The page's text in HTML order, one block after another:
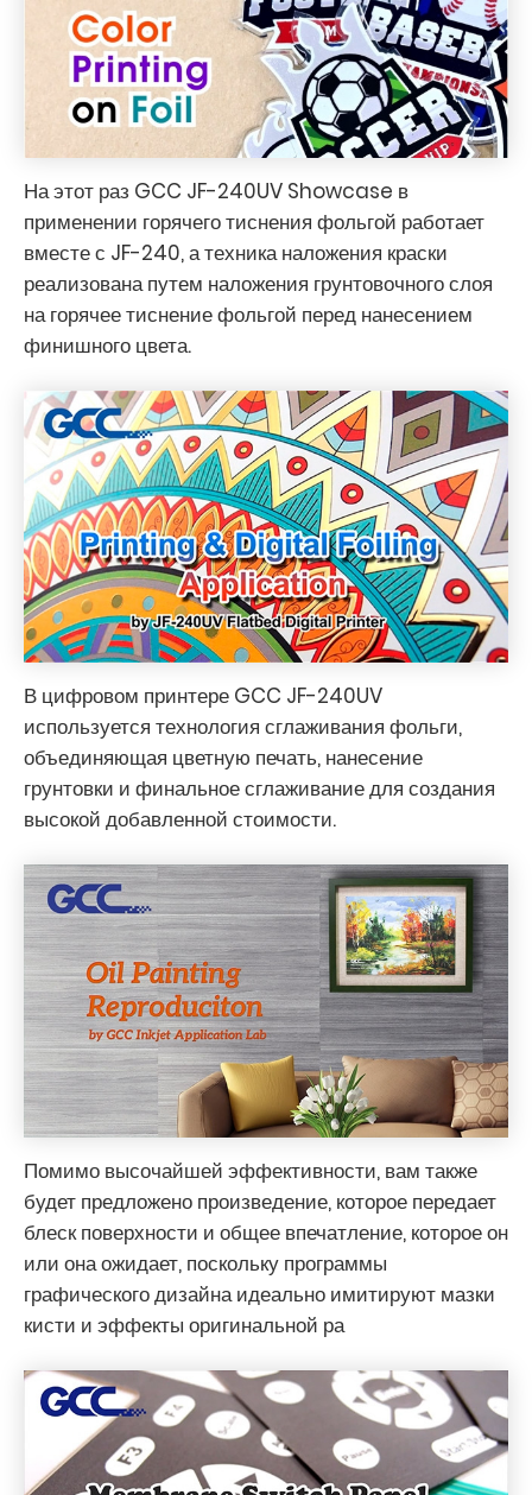
На этот раз GCC JF-240UV Showcase в
применении горячего тиснения фольгой работает
вместе с JF-240, а техника наложения краски
реализована путем наложения грунтовочного слоя
на горячее тиснение фольгой перед нанесением
финишного цвета.
В цифровом принтере GCC JF-240UV
используется технология сглаживания фольги,
объединяющая цветную печать, нанесение
грунтовки и финальное сглаживание для создания
высокой добавленной стоимости.
Помимо высочайшей эффективности, вам также
будет предложено произведение, которое передает
блеск поверхности и общее впечатление, которое он
или она ожидает, поскольку программы
графического дизайна идеально имитируют мазки
кисти и эффекты оригинальной ра